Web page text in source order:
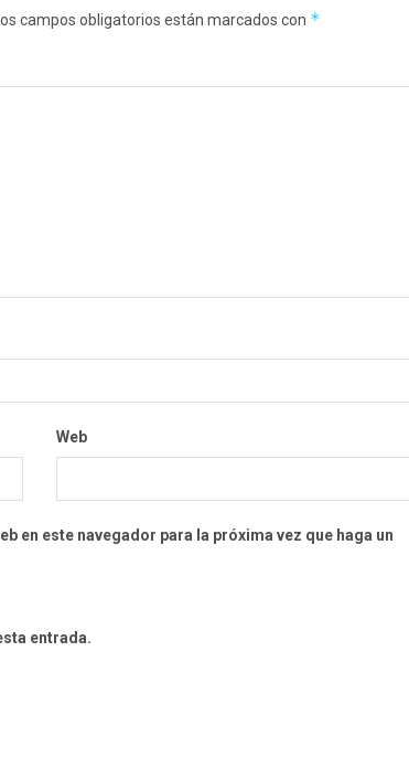
Los campos obligatorios están marcados con *
Web
en este navegador para la próxima vez que haga un
entrada.